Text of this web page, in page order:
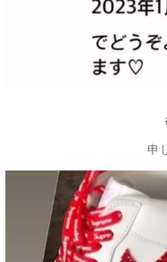
申
decojewelrymahalo
10月 30